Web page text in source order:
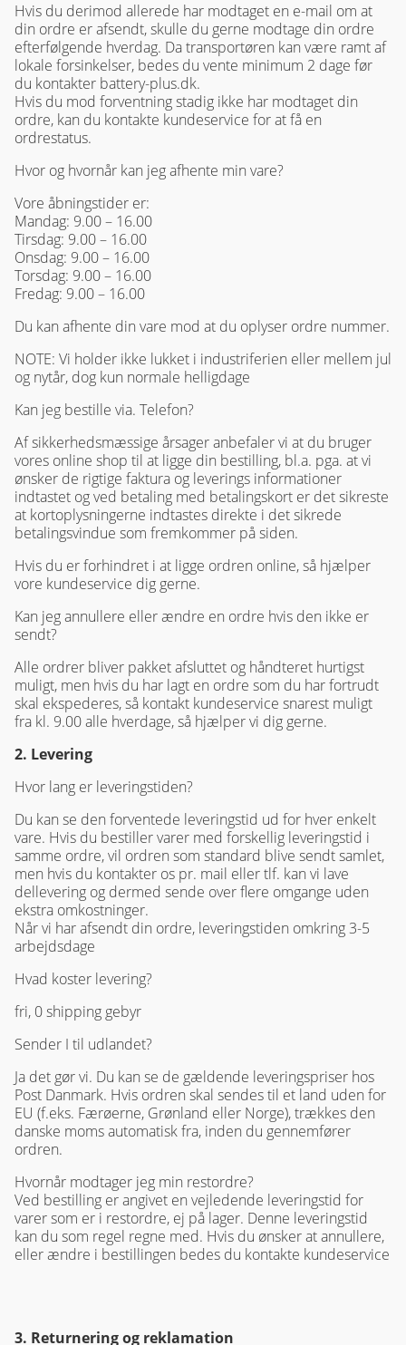
Hvis du derimod allerede har modtaget en e-mail om at
din ordre er afsendt, skulle du gerne modtage din ordre
efterfølgende hverdag. Da transportøren kan være ramt af
lokale forsinkelser, bedes du vente minimum 2 dage før
du kontakter battery-plus.dk.
Hvis du mod forventning stadig ikke har modtaget din
ordre, kan du kontakte kundeservice for at få en
ordrestatus.
Hvor og hvornår kan jeg afhente min vare?
Vore åbningstider er:
Mandag: 9.00 – 16.00
Tirsdag: 9.00 – 16.00
Onsdag: 9.00 – 16.00
Torsdag: 9.00 – 16.00
Fredag: 9.00 – 16.00
Du kan afhente din vare mod at du oplyser ordre nummer.
NOTE: Vi holder ikke lukket i industriferien eller mellem jul
og nytår, dog kun normale helligdage
Kan jeg bestille via. Telefon?
Af sikkerhedsmæssige årsager anbefaler vi at du bruger
vores online shop til at ligge din bestilling, bl.a. pga. at vi
ønsker de rigtige faktura og leverings informationer
indtastet og ved betaling med betalingskort er det sikreste
at kortoplysningerne indtastes direkte i det sikrede
betalingsvindue som fremkommer på siden.
Hvis du er forhindret i at ligge ordren online, så hjælper
vore kundeservice dig gerne.
Kan jeg annullere eller ændre en ordre hvis den ikke er
sendt?
Alle ordrer bliver pakket afsluttet og håndteret hurtigst
muligt, men hvis du har lagt en ordre som du har fortrudt
skal ekspederes, så kontakt kundeservice snarest muligt
fra kl. 9.00 alle hverdage, så hjælper vi dig gerne.
2. Levering
Hvor lang er leveringstiden?
Du kan se den forventede leveringstid ud for hver enkelt
vare. Hvis du bestiller varer med forskellig leveringstid i
samme ordre, vil ordren som standard blive sendt samlet,
men hvis du kontakter os pr. mail eller tlf. kan vi lave
dellevering og dermed sende over flere omgange uden
ekstra omkostninger.
Når vi har afsendt din ordre, leveringstiden omkring 3-5
arbejdsdage
Hvad koster levering?
fri, 0 shipping gebyr
Sender I til udlandet?
Ja det gør vi. Du kan se de gældende leveringspriser hos
Post Danmark. Hvis ordren skal sendes til et land uden for
EU (f.eks. Færøerne, Grønland eller Norge), trækkes den
danske moms automatisk fra, inden du gennemfører
ordren.
Hvornår modtager jeg min restordre?
Ved bestilling er angivet en vejledende leveringstid for
varer som er i restordre, ej på lager. Denne leveringstid
kan du som regel regne med. Hvis du ønsker at annullere,
eller ændre i bestillingen bedes du kontakte kundeservice
3. Returnering og reklamation